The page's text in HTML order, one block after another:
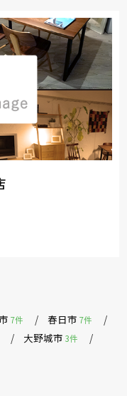
7件 春日市7件
大野城市3件